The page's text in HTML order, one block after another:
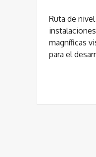
Ruta de
magníficas
para el